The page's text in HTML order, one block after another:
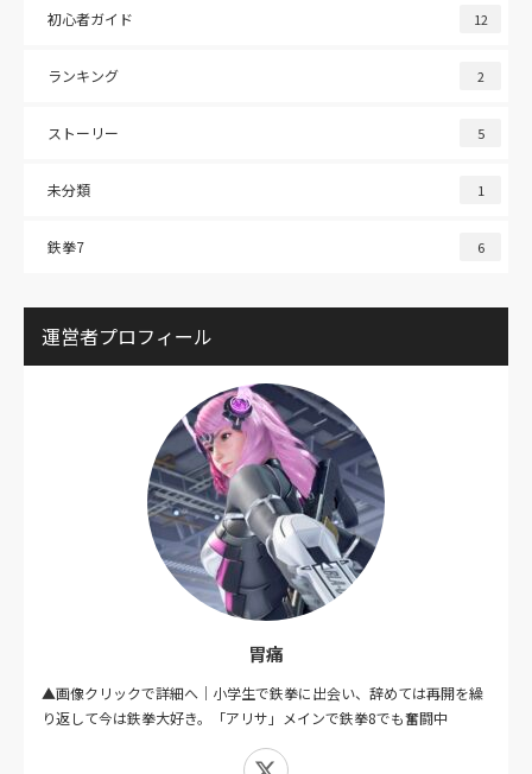
初心者ガイド 12
ランキング 2
ストーリー 5
未分類 1
鉄拳7 6
運営者プロフィール
胃痛
▲画像クリックで詳細へ｜小学生で鉄拳に出会い、辞めては再開を繰
り返して今は鉄拳大好き。「アリサ」メインで鉄拳8でも奮闘中
X